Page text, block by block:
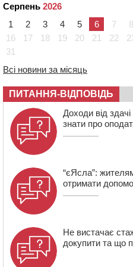
16:16
У Дахнівському
незаконне будівництво
15:38
15:08 Від Чернівців до
“Черкасиобленерго”
14:35 У Монастирищі
полон під час бою на
14:03 Постраждав водій і
Чорнобаї мотоцикліст
Серпень 2026
1
2 3 4 5 6 7 8
16
17 18 19 20 21 22
31
Всі новини за місяць
ПИТАННЯ-ВІДПОВІДЬ
Доходи від
знати про
“єЯсла”:
отримати
Не вистачає
докупити та що